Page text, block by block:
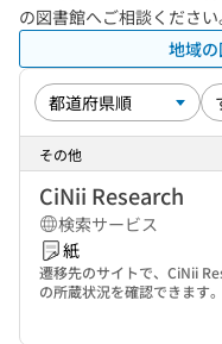
の図書館へご相談くださ
地域
その他
CiNii Research
検索サービス
紙
遷移先のサイトで、CiNii
の所蔵状況を確認できます。